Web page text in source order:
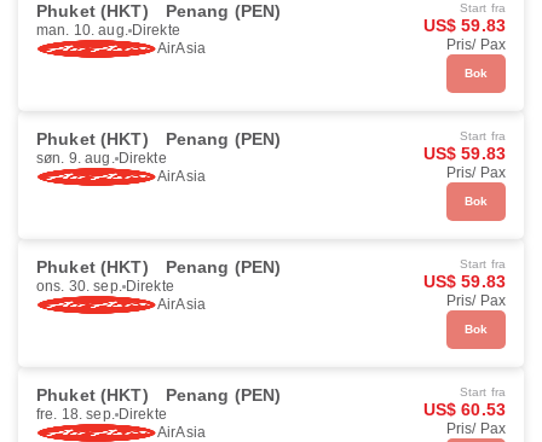
Phuket (HKT) Penang (PEN)
man. 10. aug. Direkte
AirAsia
Start fra
US$ 59.83
Pris/ Pax
Bok
Phuket (HKT) Penang (PEN)
søn. 9. aug. Direkte
AirAsia
Start fra
US$ 59.83
Pris/ Pax
Bok
Phuket (HKT) Penang (PEN)
ons. 30. sep. Direkte
AirAsia
Start fra
US$ 59.83
Pris/ Pax
Bok
Phuket (HKT) Penang (PEN)
fre. 18. sep. Direkte
AirAsia
Start fra
US$ 60.53
Pris/ Pax